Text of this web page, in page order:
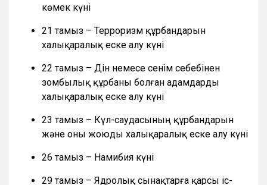
көмек күні
21 тамыз – Терроризм құрбандарын
халықаралық еске алу күні
22 тамыз – Дін немесе сенім себебінен
зомбылық құрбаны болған адамдарды
халықаралық еске алу күні
23 тамыз – Күл-саудасының құрбандарын
және оны жоюды халықаралық еске алу күні
26 тамыз – Намибия күні
29 тамыз – Ядролық сынақтарға қарсы іс-